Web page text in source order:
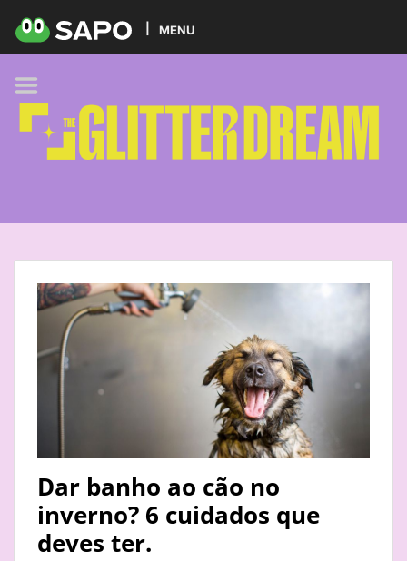
MENU
Dar banho ao cão no
inverno? 6 cuidados que
deves ter.
HOME
PODCAST
GLITTER BRANDS
KIDS
TREND
BEAUTY
PETS
BUSINESS
ABOUT